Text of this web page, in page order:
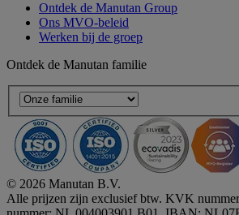
Ontdek de Manutan Group
Ons MVO-beleid
Werken bij de groep
Ontdek de Manutan familie
© 2026 Manutan B.V.
Alle prijzen zijn exclusief btw. KVK